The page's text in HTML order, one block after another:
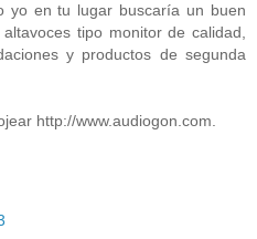
yo en tu lugar buscaría un buen
tipo monitor de calidad,
y productos de segunda
http://www.audiogon.com.